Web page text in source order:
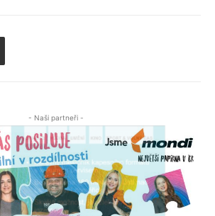
- Naši partneři -